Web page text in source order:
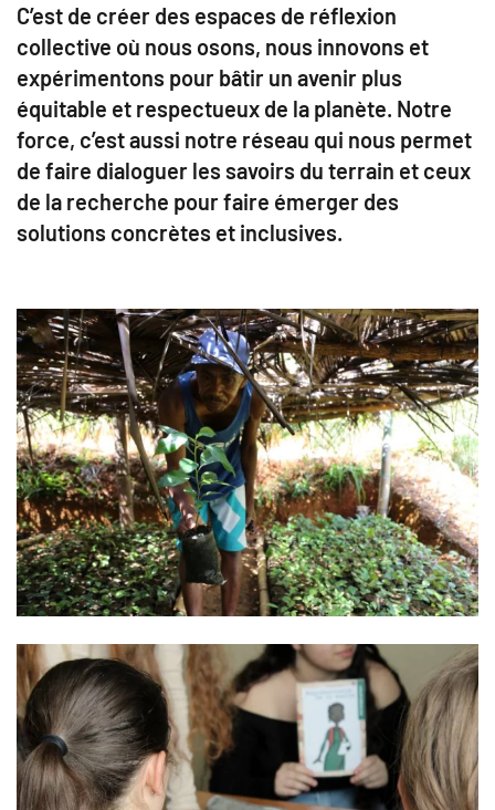
C’est de créer des espaces de réflexion
collective où nous osons, nous innovons et
expérimentons pour bâtir un avenir plus
équitable et respectueux de la planète. Notre
force, c’est aussi notre réseau qui nous permet
de faire dialoguer les savoirs du terrain et ceux
de la recherche pour faire émerger des
solutions concrètes et inclusives.